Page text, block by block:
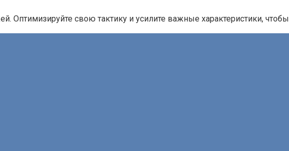
Оптимизируйте свою тактику и усилите важные характеристики, чтобы